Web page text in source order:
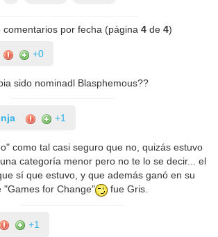
comentarios por fecha (página 4de 4)
+0
sido nominadl Blasphemous??
+1
como tal casi seguro que no, quizás estuvo
categoría menor pero no te lo se decir... el
sí que estuvo, y que además ganó en su
"Games for Change"
fue Gris.
+1